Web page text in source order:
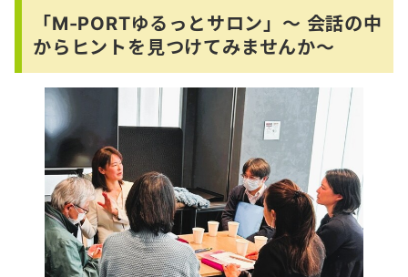
「M-PORTゆるっとサロン」～ 会話の中
からヒントを見つけてみませんか～